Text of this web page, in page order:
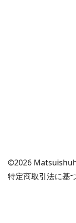
©2026
特定商取引法に基